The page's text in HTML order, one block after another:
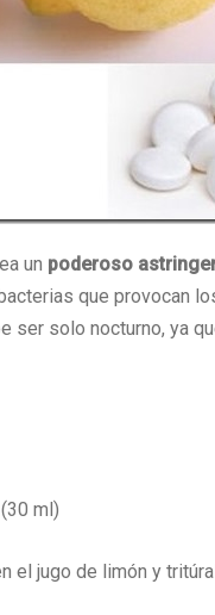
un poderoso
que provocan
ser solo nocturno, ya
ml)
el jugo de limón y